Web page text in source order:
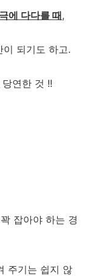
에 다다를 때,
되기도 하고.
연한 것 !!
잡아야 하는 경
주기는 쉽지 않